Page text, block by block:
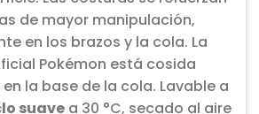
de mayor manipulación,
en los brazos y la cola. La
Pokémon está cosida
la base de la cola. Lavable a
suavea 30 °C, secado al aire